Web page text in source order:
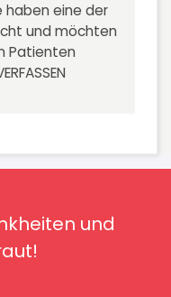
haben eine der
und möchten
Patienten
und